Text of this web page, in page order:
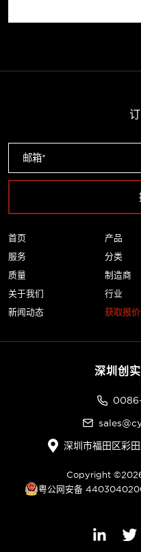
首页
服务
质量
关于我们
新闻动态
产品
分类
制造商
行业
获取报价
深圳创
深圳市福田区彩
Copyright ©2026
粤公网安备